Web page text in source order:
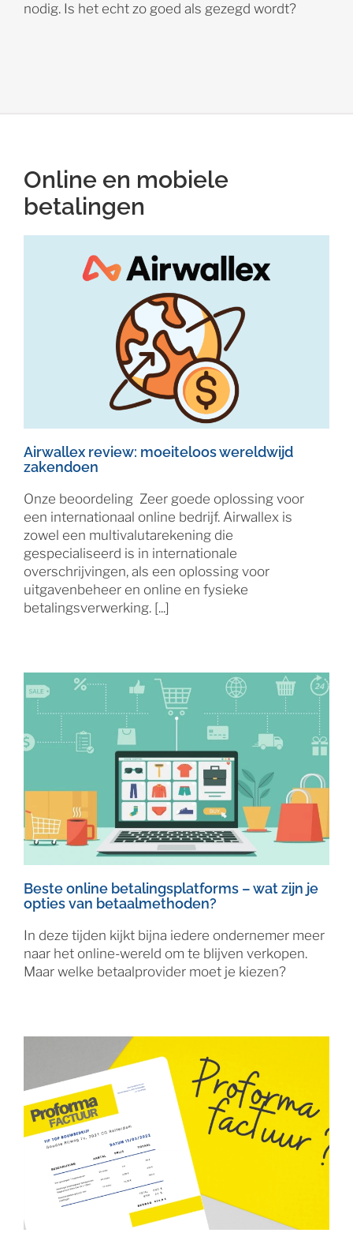
nodig. Is het echt zo goed als gezegd wordt?
Online en mobiele
betalingen
Airwallex review: moeiteloos wereldwijd
zakendoen
Onze beoordeling Zeer goede oplossing voor
een internationaal online bedrijf. Airwallex is
zowel een multivalutarekening die
gespecialiseerd is in internationale
overschrijvingen, als een oplossing voor
uitgavenbeheer en online en fysieke
betalingsverwerking. [...]
Beste online betalingsplatforms – wat zijn je
opties van betaalmethoden?
In deze tijden kijkt bijna iedere ondernemer meer
naar het online-wereld om te blijven verkopen.
Maar welke betaalprovider moet je kiezen?